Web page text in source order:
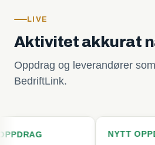
LIVE
Aktivitet akkurat
Oppdrag og leverandører
BedriftLink.
NYTT OPPDRAG